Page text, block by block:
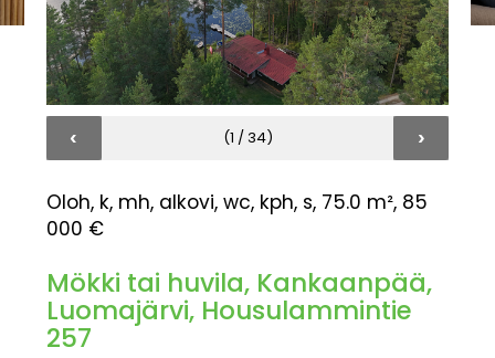
‹ (1 / 34) ›
Oloh, k, mh, alkovi, wc, kph, s, 75.0 m², 85
000 €
Mökki tai huvila, Kankaanpää,
Luomajärvi, Housulammintie
257